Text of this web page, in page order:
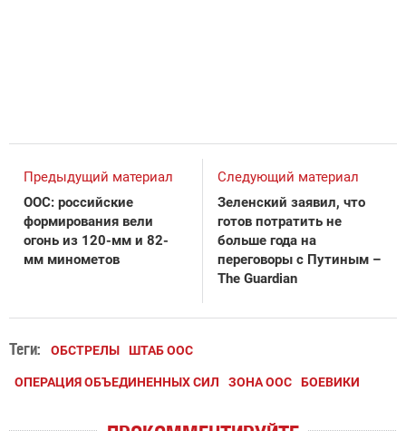
Предыдущий материал
ООС: российские
формирования вели
огонь из 120-мм и 82-
мм минометов
Следующий материал
Зеленский заявил, что
готов потратить не
больше года на
переговоры с Путиным –
The Guardian
Теги: ОБСТРЕЛЫ ШТАБ ООС
ОПЕРАЦИЯ ОБЪЕДИНЕННЫХ СИЛ ЗОНА ООС БОЕВИКИ